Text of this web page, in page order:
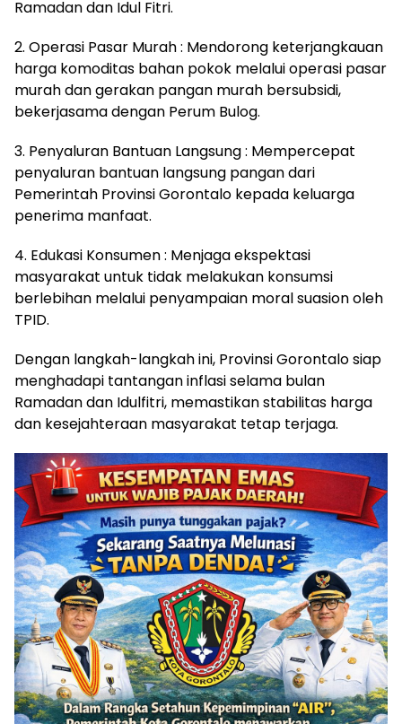
Ramadan dan Idul Fitri.
2. Operasi Pasar Murah : Mendorong keterjangkauan
harga komoditas bahan pokok melalui operasi pasar
murah dan gerakan pangan murah bersubsidi,
bekerjasama dengan Perum Bulog.
3. Penyaluran Bantuan Langsung : Mempercepat
penyaluran bantuan langsung pangan dari
Pemerintah Provinsi Gorontalo kepada keluarga
penerima manfaat.
4. Edukasi Konsumen : Menjaga ekspektasi
masyarakat untuk tidak melakukan konsumsi
berlebihan melalui penyampaian moral suasion oleh
TPID.
Dengan langkah-langkah ini, Provinsi Gorontalo siap
menghadapi tantangan inflasi selama bulan
Ramadan dan Idulfitri, memastikan stabilitas harga
dan kesejahteraan masyarakat tetap terjaga.